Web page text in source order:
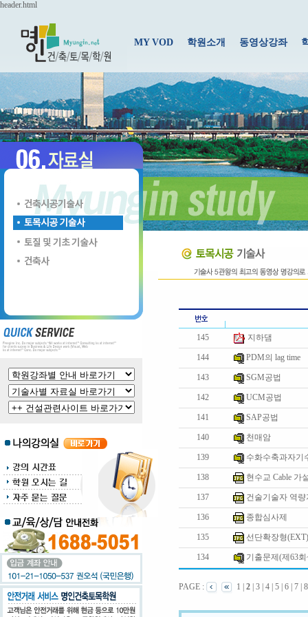
header.html
MY VOD 학원소개 동영상강좌
145 지하댐
144 PDM의 lag time
143 SGM공법
142 UCM공법
141 SAP공법
140 천매암
139 수화수축과자기
138 현수교 Cable 가
137 건술기술자 역
136 종합심사제
135 선단확장형
134 기출문제(제63
PAGE : 1 2 3 4 5 6 7 8